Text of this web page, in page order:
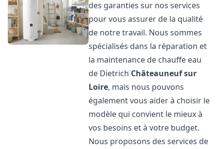
des garanties sur nos services
pour vous assurer de la qualité
de notre travail. Nous sommes
spécialisés dans la réparation et
la maintenance de chauffe eau
de Dietrich Châteauneuf sur
Loire, mais nous pouvons
également vous aider à choisir le
modèle qui convient le mieux à
vos besoins et à votre budget.
Nous proposons des services de